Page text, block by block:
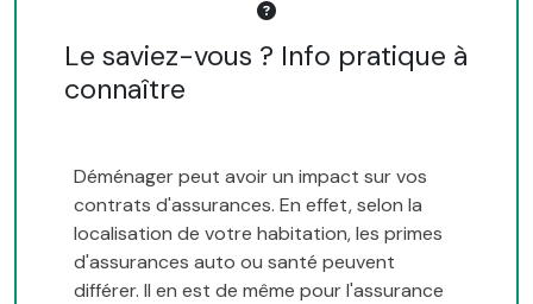
Le saviez-vous ? Info pratique à
connaître
Déménager peut avoir un impact sur vos
contrats d'assurances. En effet, selon la
localisation de votre habitation, les primes
d'assurances auto ou santé peuvent
différer. Il en est de même pour l'assurance